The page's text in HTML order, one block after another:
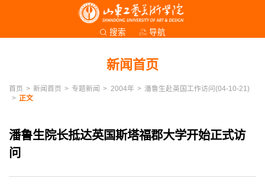
搜索 导航
新闻首页
首页 > 新闻首页 > 专题新闻 > 2004年 > 潘鲁生赴英国工作访问(04-10-21)
> 正文
潘鲁生院长抵达英国斯塔福郡大学开始正式访
问